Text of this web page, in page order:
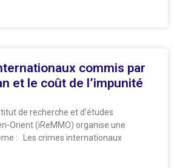
commis par
et le coût de l’impunité
de recherche et d’études
Orient (iReMMO) organise une
: Les crimes internationaux